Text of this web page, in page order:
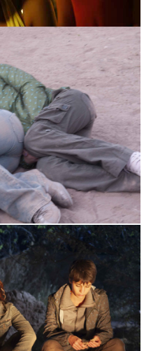
IMCINE
DE INTERNET